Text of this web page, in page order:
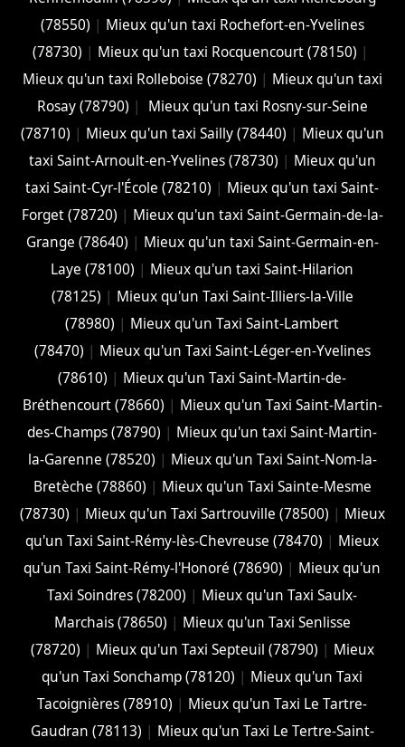
(78550) | Mieux qu'un taxi Rochefort-en-Yvelines
(78730) | Mieux qu'un taxi Rocquencourt (78150) |
Mieux qu'un taxi Rolleboise (78270) | Mieux qu'un taxi
Rosay (78790) |
Mieux qu'un taxi Rosny-sur-Seine
(78710) | Mieux qu'un taxi Sailly (78440) | Mieux qu'un
taxi Saint-Arnoult-en-Yvelines (78730) | Mieux qu'un
taxi Saint-Cyr-l'École (78210) | Mieux qu'un taxi Saint-
Forget (78720) | Mieux qu'un taxi Saint-Germain-de-la-
Grange (78640) | Mieux qu'un taxi Saint-Germain-en-
Laye (78100) | Mieux qu'un taxi Saint-Hilarion
(78125) | Mieux qu'un Taxi Saint-Illiers-la-Ville
(78980) | Mieux qu'un Taxi Saint-Lambert
(78470) | Mieux qu'un Taxi Saint-Léger-en-Yvelines
(78610) | Mieux qu'un Taxi Saint-Martin-de-
Bréthencourt (78660) | Mieux qu'un Taxi Saint-Martin-
des-Champs (78790) | Mieux qu'un taxi Saint-Martin-
la-Garenne (78520) | Mieux qu'un Taxi Saint-Nom-la-
Bretèche (78860) | Mieux qu'un Taxi Sainte-Mesme
(78730) | Mieux qu'un Taxi Sartrouville (78500) | Mieux
qu'un Taxi Saint-Rémy-lès-Chevreuse (78470) | Mieux
qu'un Taxi Saint-Rémy-l'Honoré (78690) | Mieux qu'un
Taxi Soindres (78200) | Mieux qu'un Taxi Saulx-
Marchais (78650) | Mieux qu'un Taxi Senlisse
(78720) | Mieux qu'un Taxi Septeuil (78790) | Mieux
qu'un Taxi Sonchamp (78120) | Mieux qu'un Taxi
Tacoignières (78910) | Mieux qu'un Taxi Le Tartre-
Gaudran (78113) | Mieux qu'un Taxi Le Tertre-Saint-